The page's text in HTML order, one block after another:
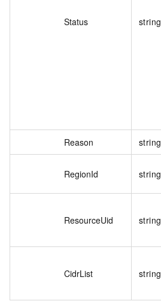
Status string
Reason string
RegionId string
ResourceUid string
CidrList string